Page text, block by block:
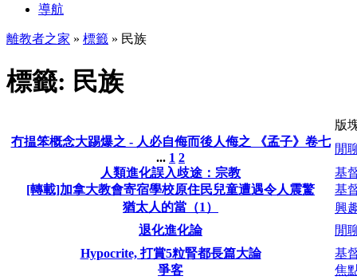
導航
離教者之家 » 標籤 » 民族
標籤: 民族
版
冇揾笨概念大踢爆之 - 人必自侮而後人侮之 《孟子》卷七
... 1 2
閒
人類進化誤入歧途：宗教
基
[轉載]加拿大教會寄宿學校原住民兒童遭遇令人震驚
基
猶太人的當（1）
興
退化進化論
閒
Hypocrite, 打賞5粒腎都長篇大論
基
爭客
焦